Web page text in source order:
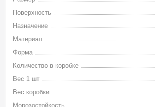
Поверхность
Назначение
Материал
Форма
Количество в коробке
Вес 1 шт
Вес коробки
Морозостойкость